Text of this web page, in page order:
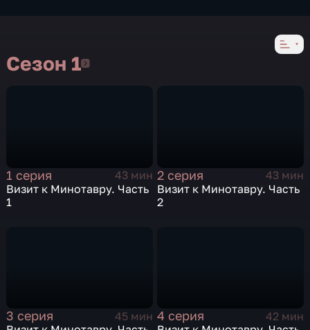
Сезон 1Сезон 1
1 серия
43 мин
Визит к Минотавру. Часть
1
2 серия
43 мин
Визит к Минотавру. Часть
2
3 серия
45 мин 4 серия
42 мин